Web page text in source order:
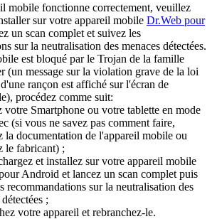
mobile fonctionne correctement, veuillez
sur votre appareil mobile Dr.Web pour
un scan complet et suivez les
sur la neutralisation des menaces détectées.
est bloqué par le Trojan de la famille
(un message sur la violation grave de la loi
rançon est affiché sur l'écran de
procédez comme suit:
votre Smartphone ou votre tablette en mode
(si vous ne savez pas comment faire,
la documentation de l'appareil mobile ou
le fabricant) ;
et installez sur votre appareil mobile
Android et lancez un scan complet puis
recommandations sur la neutralisation des
;
votre appareil et rebranchez-le.